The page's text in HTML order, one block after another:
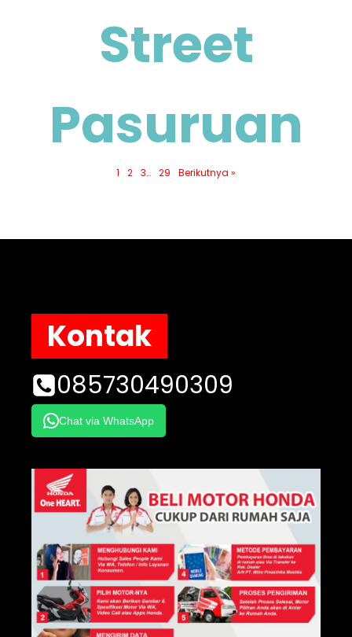
Street
Pasuruan
1 2 3… 29 Berikutnya »
Kontak
085730490309
Chat via WhatsApp